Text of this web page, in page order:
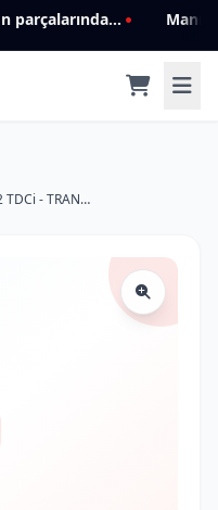
Mannlich: Filtre ve ön süspansiyon parçalarında genişleyen ürün yelpazesiyle kalite ve güven.
WP 515 FORD TOURNEO CUSTOM Bus 2.2 TDCi - TRANSIT CUSTOM Kombi 2.2 TDCi - Box 2.2 TDCi (2012/12 - /) BK2118D543AA Polen Filtresi